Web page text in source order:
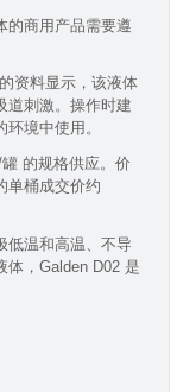
的商用产品需要遵
资料显示，该液体
道刺激。操作时建
境中使用。
的规格供应。价
单桶成交价约
低温和高温、不导
体，Galden D02 是